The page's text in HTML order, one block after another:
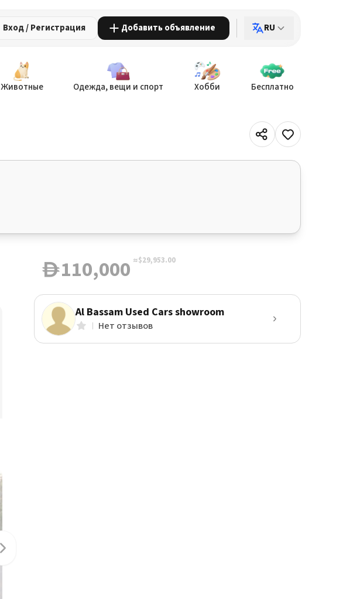
Вход / Регистрация Добавить объявление RU
Животные Одежда, вещи и спорт Хобби Бесплатно
D110,000 ≈$29,953.00
Al Bassam Used Cars showroom
Нет отзывов